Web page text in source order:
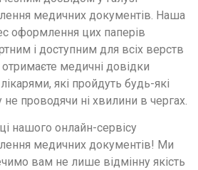
медичних документів. Наша
оформлення цих паперів
і доступним для всіх верств
медичні довідки
які пройдуть будь-які
проводячи ні хвилини в чергах.
нашого онлайн-сервісу
медичних документів! Ми
вам не лише відмінну якість